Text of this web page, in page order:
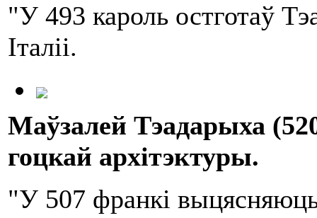
"У 493 кароль остготаў
Італіі.
Маўзалей Тэадарыха
гоцкай архітэктуры.
"У 507 франкі выцясняюць